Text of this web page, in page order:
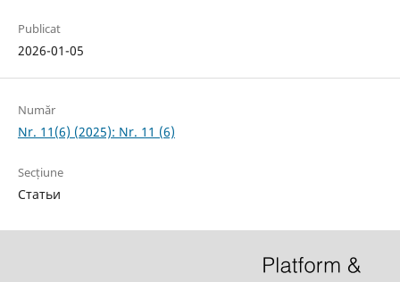
Publicat
2026-01-05
Număr
Nr. 11(6) (2025): Nr. 11 (6)
Secțiune
Статьи